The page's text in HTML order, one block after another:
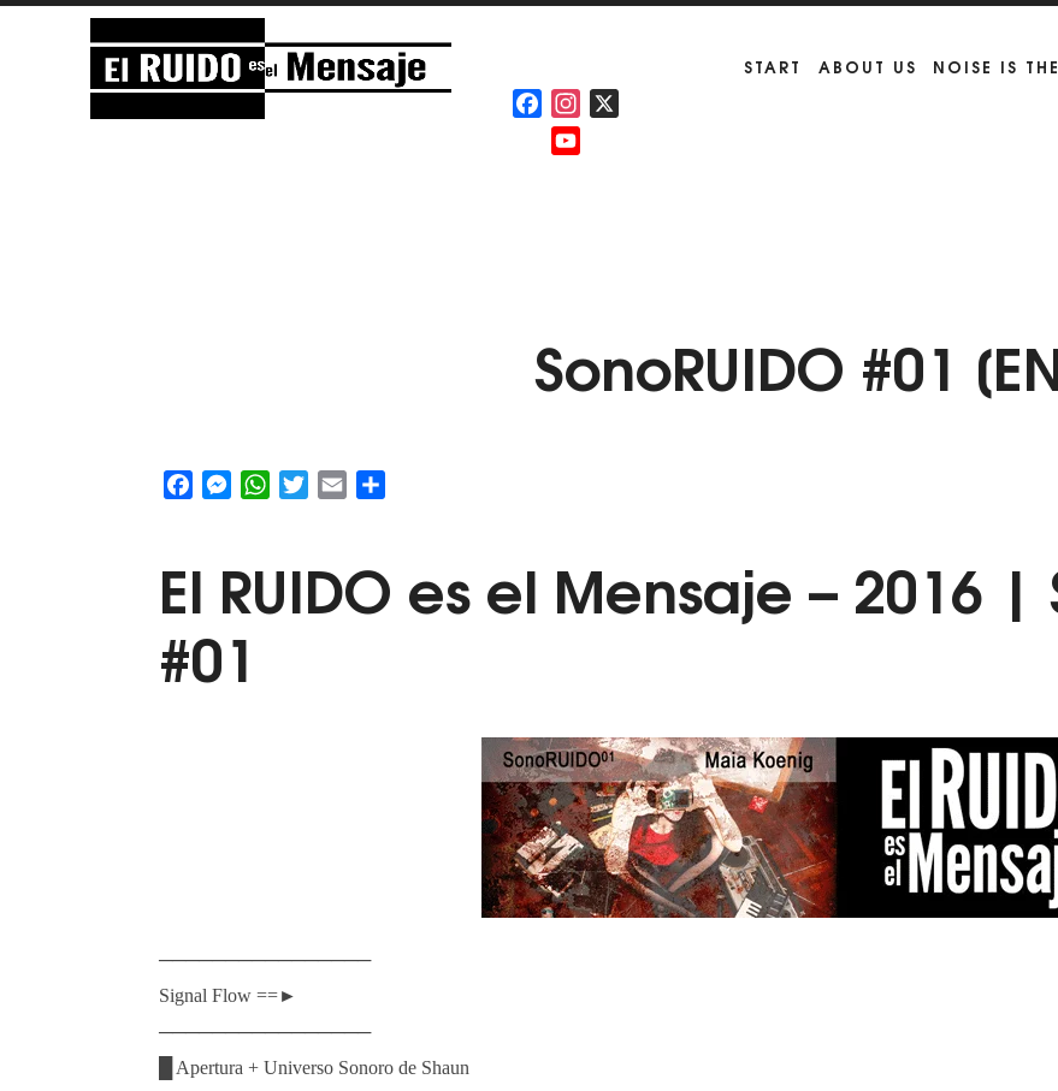
El RUIDO es el Mensaje START ABOUT US NOISE IS
FacebookInstagram
SonoRUIDO #01
FacebookMessengerWhatsApp
Twitter Email
El RUIDO es el Mensaje – 2016 |
#01
────────────────
Signal Flow ==►
────────────────
█ Apertura + Universo Sonoro de Shaun